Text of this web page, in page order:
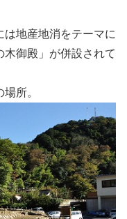
地産地消をテーマに
木御殿」が併設されて
所。